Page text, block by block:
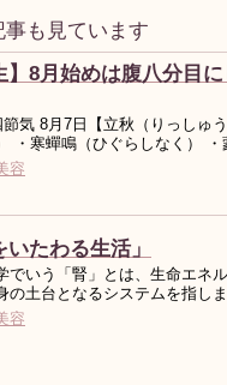
も見ています
】8月始めは腹八分目
気 8月7日【立秋（りっしゅ
・寒蟬鳴（ひぐらしなく） ・
容
いたわる生活」
でいう「腎」とは、生命エネ
の土台となるシステムを指し
容